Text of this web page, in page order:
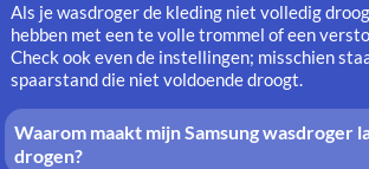
Als je wasdroger de kleding niet volledig
hebben met een te volle trommel of een
Check ook even de instellingen; misschien
spaarstand die niet voldoende droogt.
Waarom maakt mijn Samsung wasdroger lawaai tijdens het
drogen?